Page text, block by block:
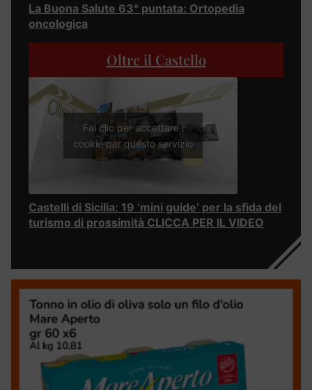
La Buona Salute 63° puntata: Ortopedia
oncologica
Oltre il Castello
Fai clic per accettare i
cookie per questo servizio
Castelli di Sicilia: 19 ‘mini guide’ per la sfida del
turismo di prossimità CLICCA PER IL VIDEO